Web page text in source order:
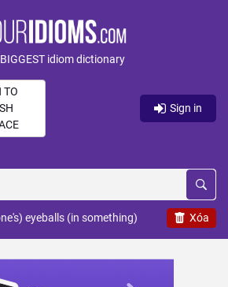
idiom dictionary
TO
Sign in
Xóa
eyeballs (in something)